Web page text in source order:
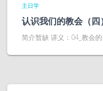
主日学
认识我们的教会（
简介暂缺 讲义：04_教会